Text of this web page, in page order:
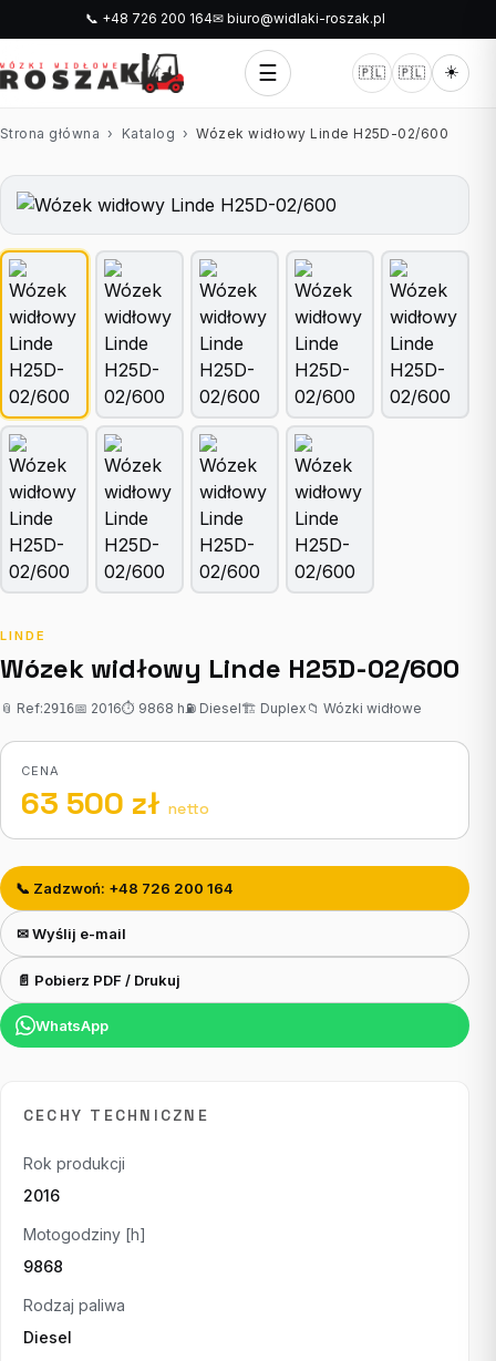
📞 +48 726 200 164✉ biuro@widlaki-roszak.pl
☰ 🇵🇱 🇵🇱 ☀️
Strona główna › Katalog ›Wózek widłowy Linde H25D-02/600
LINDE
Wózek widłowy Linde H25D-02/600
📎 Ref:2916📅 2016⏱ 9868 h⛽ Diesel🏗 Duplex 📁 Wózki widłowe
CENA
63 500 zł netto
📞 Zadzwoń: +48 726 200 164
✉ Wyślij e-mail
📄 Pobierz PDF / Drukuj
WhatsApp
CECHY TECHNICZNE
Rok produkcji
2016
Motogodziny [h]
9868
Rodzaj paliwa
Diesel